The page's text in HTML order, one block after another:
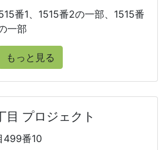
番1、1515番2の一部、1515番
一部
もっと見る
目 プロジェクト
499番10